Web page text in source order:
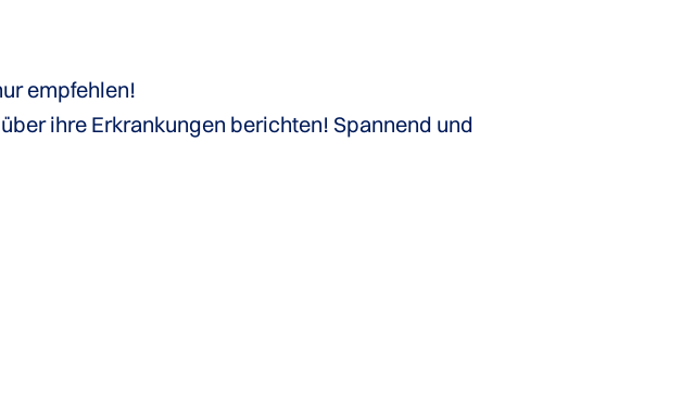
empfehlen!
ihre Erkrankungen berichten! Spannend und